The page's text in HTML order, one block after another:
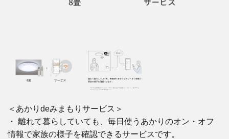
＜あかりdeみまもりサービス＞
・ 離れて暮らしていても、毎日使うあかりのオン・オフ
情報で家族の様子を確認できるサービスです。